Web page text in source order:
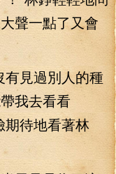
聲一點了又會
過別人的種
我去看看
期待地看著林